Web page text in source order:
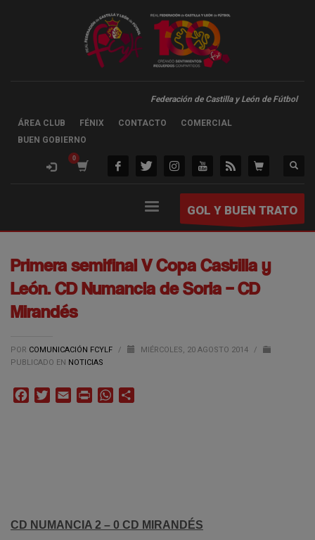
Federación de Castilla y León de Fútbol
ÁREA CLUB FÉNIX CONTACTO
COMERCIAL
BUEN GOBIERNO
GOL Y BUEN TRATO
Primera semifinal V Copa Castilla y
León. CD Numancia de Soria – CD
Mirandés
POR COMUNICACIÓN FCYLF / MIÉRCOLES, 20 AGOSTO 2014
/
PUBLICADO EN NOTICIAS
FacebookTwitterEmail Print WhatsApp
CD NUMANCIA 2 – 0 CD MIRANDÉS